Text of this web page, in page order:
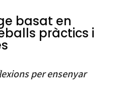
basat en
pràctics i
per ensenyar